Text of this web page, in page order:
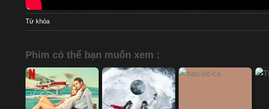
Từ khóa
Phim có thể bạn muốn xem :